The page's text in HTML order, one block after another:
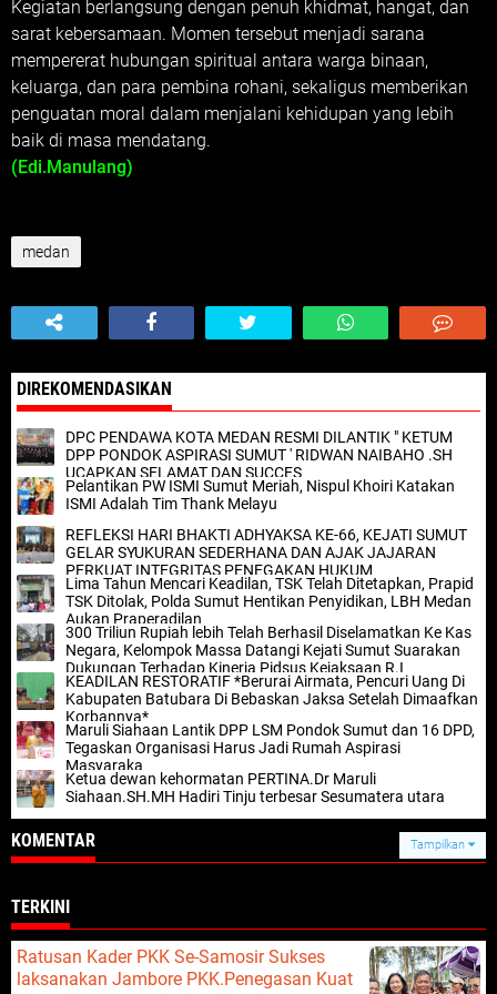
Kegiatan berlangsung dengan penuh khidmat, hangat, dan
sarat kebersamaan. Momen tersebut menjadi sarana
mempererat hubungan spiritual antara warga binaan,
keluarga, dan para pembina rohani, sekaligus memberikan
penguatan moral dalam menjalani kehidupan yang lebih
baik di masa mendatang.
(Edi.Manulang)
medan
DIREKOMENDASIKAN
DPC PENDAWA KOTA MEDAN RESMI DILANTIK " KETUM
DPP PONDOK ASPIRASI SUMUT ' RIDWAN NAIBAHO .SH
UCAPKAN SELAMAT DAN SUCCES
Pelantikan PW ISMI Sumut Meriah, Nispul Khoiri Katakan
ISMI Adalah Tim Thank Melayu
REFLEKSI HARI BHAKTI ADHYAKSA KE-66, KEJATI SUMUT
GELAR SYUKURAN SEDERHANA DAN AJAK JAJARAN
PERKUAT INTEGRITAS PENEGAKAN HUKUM
Lima Tahun Mencari Keadilan, TSK Telah Ditetapkan, Prapid
TSK Ditolak, Polda Sumut Hentikan Penyidikan, LBH Medan
Aukan Praperadilan
300 Triliun Rupiah lebih Telah Berhasil Diselamatkan Ke Kas
Negara, Kelompok Massa Datangi Kejati Sumut Suarakan
Dukungan Terhadap Kinerja Pidsus Kejaksaan R.I
KEADILAN RESTORATIF *Berurai Airmata, Pencuri Uang Di
Kabupaten Batubara Di Bebaskan Jaksa Setelah Dimaafkan
Korbannya*
Maruli Siahaan Lantik DPP LSM Pondok Sumut dan 16 DPD,
Tegaskan Organisasi Harus Jadi Rumah Aspirasi
Masyaraka
Ketua dewan kehormatan PERTINA.Dr Maruli
Siahaan.SH.MH Hadiri Tinju terbesar Sesumatera utara
KOMENTAR Tampilkan
TERKINI
Ratusan Kader PKK Se-Samosir Sukses
laksanakan Jambore PKK.Penegasan Kuat